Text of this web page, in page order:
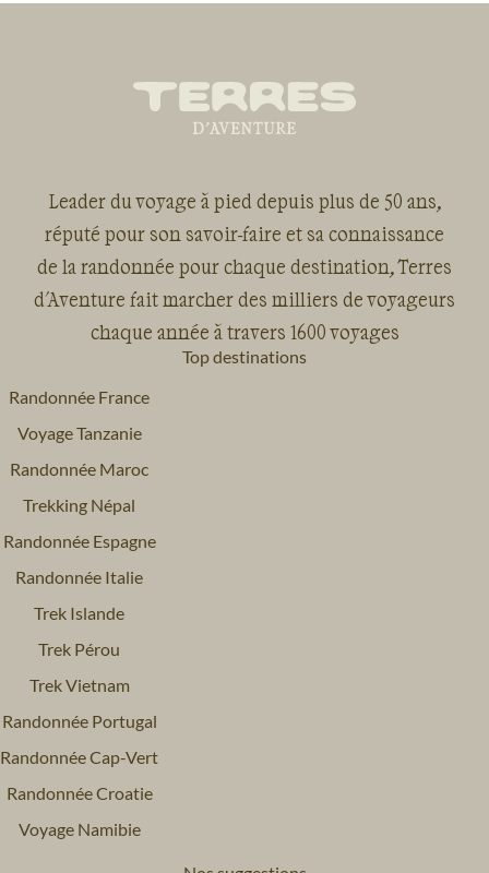
Leader du voyage à pied depuis plus de 50 ans,
réputé pour son savoir-faire et sa connaissance
de la randonnée pour chaque destination, Terres
d'Aventure fait marcher des milliers de voyageurs
chaque année à travers 1600 voyages
Top destinations
Randonnée France
Voyage Tanzanie
Randonnée Maroc
Trekking Népal
Randonnée Espagne
Randonnée Italie
Trek Islande
Trek Pérou
Trek Vietnam
Randonnée Portugal
Randonnée Cap-Vert
Randonnée Croatie
Voyage Namibie